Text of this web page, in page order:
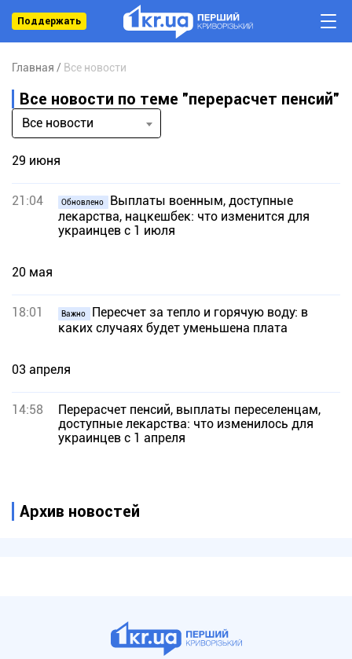
Поддержать
Главная Все новости
Все новости по теме "перерасчет пенсий"
Все новости
29 июня
21:04 Обновлено
Выплаты военным, доступные
лекарства, нацкешбек: что изменится для
украинцев с 1 июля
20 мая
18:01 Важно
Пересчет за тепло и горячую воду: в
каких случаях будет уменьшена плата
03 апреля
14:58
Перерасчет пенсий, выплаты переселенцам,
доступные лекарства: что изменилось для
украинцев с 1 апреля
Архив новостей